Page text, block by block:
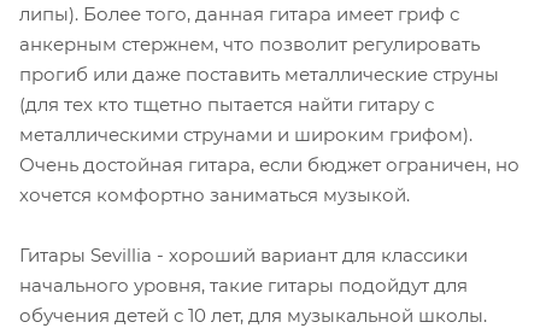
липы). Более того, данная гитара имеет гриф с
анкерным стержнем, что позволит регулировать
прогиб или даже поставить металлические струны
(для тех кто тщетно пытается найти гитару с
металлическими струнами и широким грифом).
Очень достойная гитара, если бюджет ограничен, но
хочется комфортно заниматься музыкой.
Гитары Sevillia - хороший вариант для классики
начального уровня, такие гитары подойдут для
обучения детей с 10 лет, для музыкальной школы.